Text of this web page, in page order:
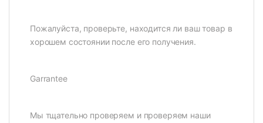
Пожалуйста, проверьте, находится ли ваш товар в
хорошем состоянии после его получения.
Garrantee
Мы тщательно проверяем и проверяем наши